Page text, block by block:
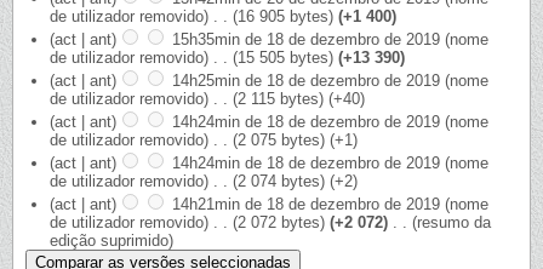
de utilizador removido)
(16 905 bytes) (+1 400)
(act | ant)
15h35min de 18 de dezembro de 2019 (nome
de utilizador removido)
(15 505 bytes) (+13 390)
(act | ant)
14h25min de 18 de dezembro de 2019 (nome
de utilizador removido)
(2 115 bytes) (+40)
(act | ant)
14h24min de 18 de dezembro de 2019 (nome
de utilizador removido)
(2 075 bytes) (+1)
(act | ant)
14h24min de 18 de dezembro de 2019 (nome
de utilizador removido)
(2 074 bytes) (+2)
(act | ant)
14h21min de 18 de dezembro de 2019 (nome
de utilizador removido)
(2 072 bytes) (+2 072)
(resumo da
edição suprimido)